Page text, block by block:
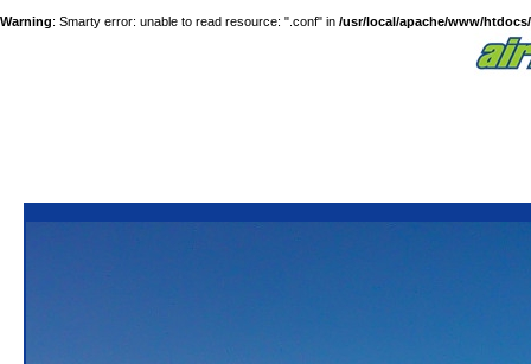
Warning: Smarty error: unable to read resource: ".conf" in /usr/local/apache/www/